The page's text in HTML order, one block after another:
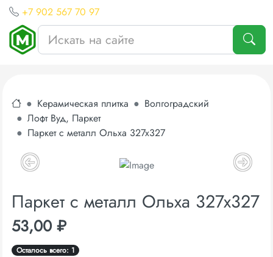
+7 902 567 70 97
Керамическая плитка
Волгоградский
Лофт Вуд, Паркет
Паркет с металл Ольха 327х327
Паркет с металл Ольха 327х327
53,00 ₽
Осталось всего: 1